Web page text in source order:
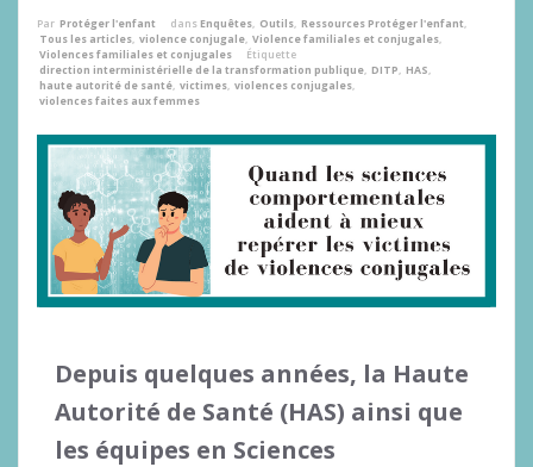
Par Protéger l'enfant dansEnquêtes, Outils, Ressources Protéger l'enfant,
Tous les articles, violence conjugale, Violence familiales et conjugales,
Violences familiales et conjugales
Étiquette
direction interministérielle de la transformation publique, DITP, HAS,
haute autorité de santé, victimes, violences conjugales,
violences faites aux femmes
Depuis quelques années, la Haute
Autorité de Santé (HAS) ainsi que
les équipes en Sciences